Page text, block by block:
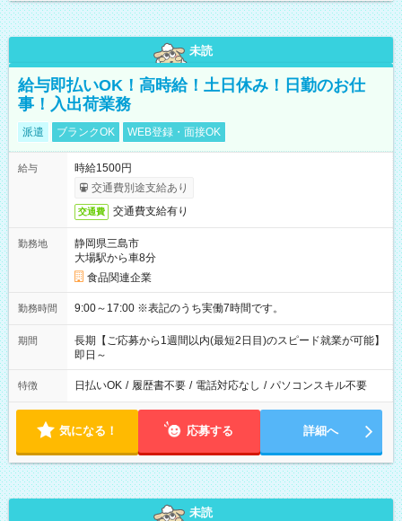
未読
給与即払いOK！高時給！土日休み！日勤のお仕
事！入出荷業務
派遣 ブランクOK WEB登録・面接OK
給与
時給1500円
交通費別途支給あり
交通費 交通費支給有り
勤務地
静岡県三島市
大場駅から車8分
食品関連企業
勤務時間 9:00～17:00 ※表記のうち実働7時間です。
期間
長期【ご応募から1週間以内(最短2日目)のスピード就業が可能】
即日～
特徴 日払いOK / 履歴書不要 / 電話対応なし / パソコンスキル不要
気になる！ 応募する 詳細へ
未読